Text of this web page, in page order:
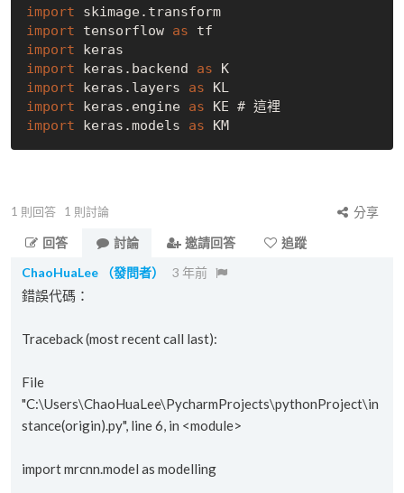
import
skimage.transform
import tensorflow as
import
import keras.backend as
K
import keras.layers as
import keras.engine as
import keras.models as KM
1 則回答 1 則討論
分享
回答
討論 邀請回答
追蹤
ChaoHuaLee
（發問者） 3 年前
錯誤代碼：
Traceback (most recent call last):
File
"C:\Users\ChaoHuaLee\PycharmProjects\pythonProject\in
stance(origin).py", line 6, in <module>
import mrcnn.model as modelling